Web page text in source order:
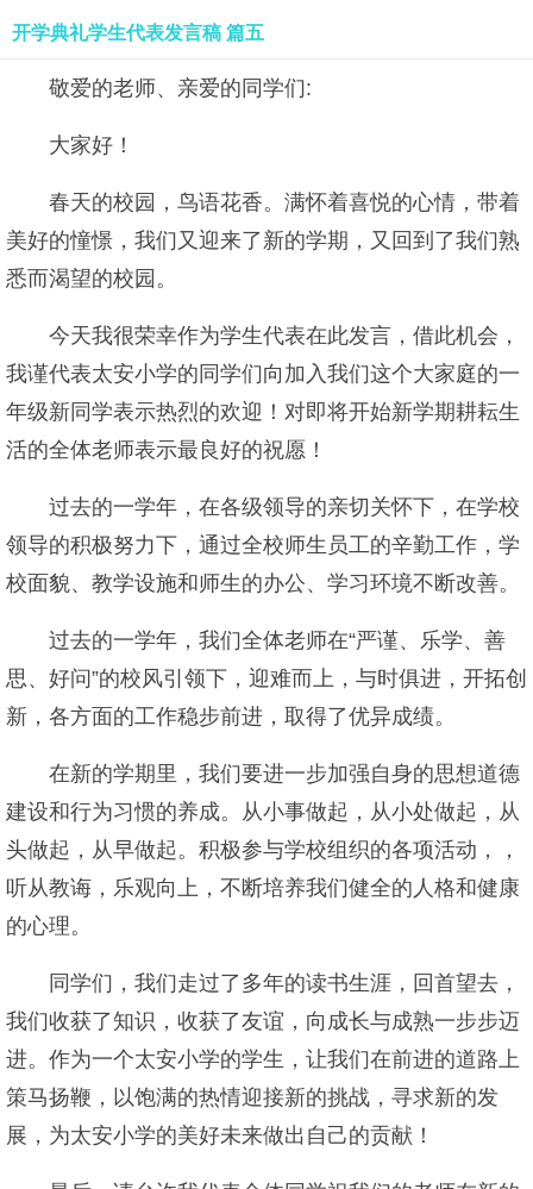
开学典礼学生代表发言稿 篇五
敬爱的老师、亲爱的同学们:
大家好！
春天的校园，鸟语花香。满怀着喜悦的心情，带着
美好的憧憬，我们又迎来了新的学期，又回到了我们熟
悉而渴望的校园。
今天我很荣幸作为学生代表在此发言，借此机会，
我谨代表太安小学的同学们向加入我们这个大家庭的一
年级新同学表示热烈的欢迎！对即将开始新学期耕耘生
活的全体老师表示最良好的祝愿！
过去的一学年，在各级领导的亲切关怀下，在学校
领导的积极努力下，通过全校师生员工的辛勤工作，学
校面貌、教学设施和师生的办公、学习环境不断改善。
过去的一学年，我们全体老师在“严谨、乐学、善
思、好问”的校风引领下，迎难而上，与时俱进，开拓创
新，各方面的工作稳步前进，取得了优异成绩。
在新的学期里，我们要进一步加强自身的思想道德
建设和行为习惯的养成。从小事做起，从小处做起，从
头做起，从早做起。积极参与学校组织的各项活动，，
听从教诲，乐观向上，不断培养我们健全的人格和健康
的心理。
同学们，我们走过了多年的读书生涯，回首望去，
我们收获了知识，收获了友谊，向成长与成熟一步步迈
进。作为一个太安小学的学生，让我们在前进的道路上
策马扬鞭，以饱满的热情迎接新的挑战，寻求新的发
展，为太安小学的美好未来做出自己的贡献！